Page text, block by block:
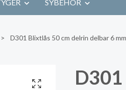
SYBEHÖR
D301 Blixtlås 50 cm delrin delbar 6